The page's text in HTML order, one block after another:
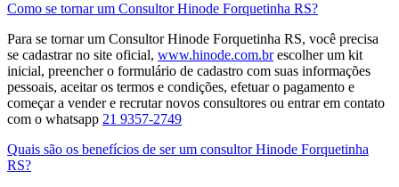
Como se tornar um Consultor Hinode Forquetinha RS?
Para se tornar um Consultor Hinode Forquetinha RS, você precisa
se cadastrar no site oficial, www.hinode.com.brescolher um kit
inicial, preencher o formulário de cadastro com suas informações
pessoais, aceitar os termos e condições, efetuar o pagamento e
começar a vender e recrutar novos consultores​ ou entrar em contato
com o whatsapp 21 9357-2749
Quais são os benefícios de ser um consultor Hinode Forquetinha
RS?